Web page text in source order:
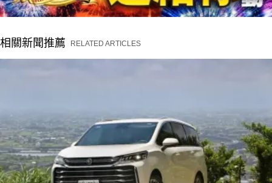
相關新聞推薦 RELATED ARTICLES